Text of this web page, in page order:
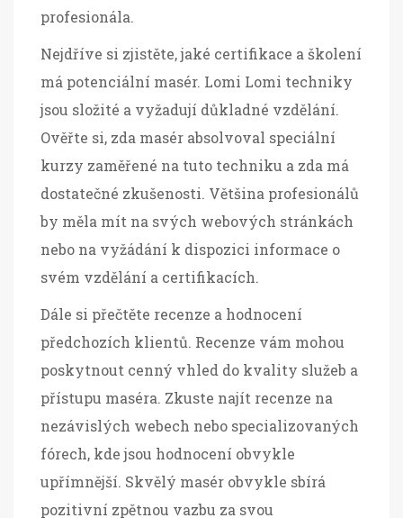
profesionála.
Nejdříve si zjistěte, jaké certifikace a školení
má potenciální masér. Lomi Lomi techniky
jsou složité a vyžadují důkladné vzdělání.
Ověřte si, zda masér absolvoval speciální
kurzy zaměřené na tuto techniku a zda má
dostatečné zkušenosti. Většina profesionálů
by měla mít na svých webových stránkách
nebo na vyžádání k dispozici informace o
svém vzdělání a certifikacích.
Dále si přečtěte recenze a hodnocení
předchozích klientů. Recenze vám mohou
poskytnout cenný vhled do kvality služeb a
přístupu maséra. Zkuste najít recenze na
nezávislých webech nebo specializovaných
fórech, kde jsou hodnocení obvykle
upřímnější. Skvělý masér obvykle sbírá
pozitivní zpětnou vazbu za svou